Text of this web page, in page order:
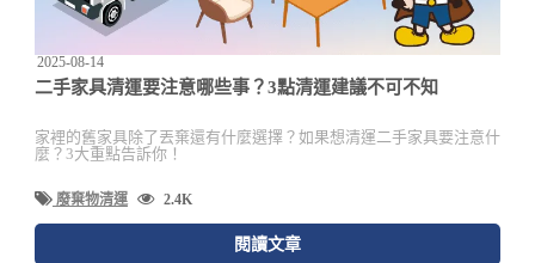
2025-08-14
二手家具清運要注意哪些事？3點清運建議不可不知
家裡的舊家具除了丟棄還有什麼選擇？如果想清運二手家具要注意什
麼？3大重點告訴你！
廢棄物清運 2.4K
閱讀文章